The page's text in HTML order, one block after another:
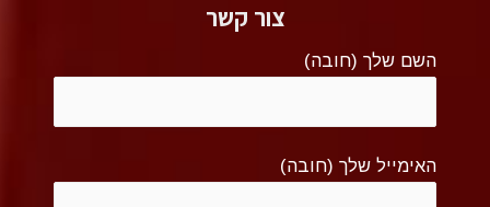
צור קשר
השם שלך (חובה)
האימייל שלך (חובה)